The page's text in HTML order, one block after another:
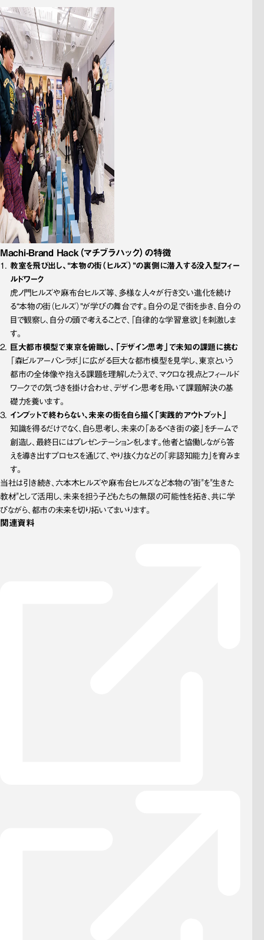
Machi-Brand Hack （マチブラハック）の特徴
教室を飛び出し、“本物の街（ヒルズ）”の裏側に潜入する没入型フィー
ルドワーク
虎ノ門ヒルズや麻布台ヒルズ等、多様な人々が行き交い進化を続け
る“本物の街（ヒルズ）”が学びの舞台です。自分の足で街を歩き、自分の
目で観察し、自分の頭で考えることで、「自律的な学習意欲」を刺激しま
す。
巨大都市模型で東京を俯瞰し、「デザイン思考」で未知の課題に挑む
「森ビルアーバンラボ」に広がる巨大な都市模型を見学し、東京という
都市の全体像や抱える課題を理解したうえで、マクロな視点とフィールド
ワークでの気づきを掛け合わせ、デザイン思考を用いて課題解決の基
礎力を養います。
インプットで終わらない、未来の街を自ら描く「実践的アウトプット」
知識を得るだけでなく、自ら思考し、未来の「あるべき街の姿」をチームで
創造し、最終日にはプレゼンテーションをします。他者と協働しながら答
えを導き出すプロセスを通じて、やり抜く力などの「非認知能力」を育みま
す。
当社は引き続き、六本木ヒルズや麻布台ヒルズなど本物の"街"を"生きた
教材"として活用し、未来を担う子どもたちの無限の可能性を拓き、共に学
びながら、都市の未来を切り拓いてまいります。
関連資料